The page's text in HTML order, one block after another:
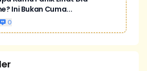
Ini Bukan Cuma...
0